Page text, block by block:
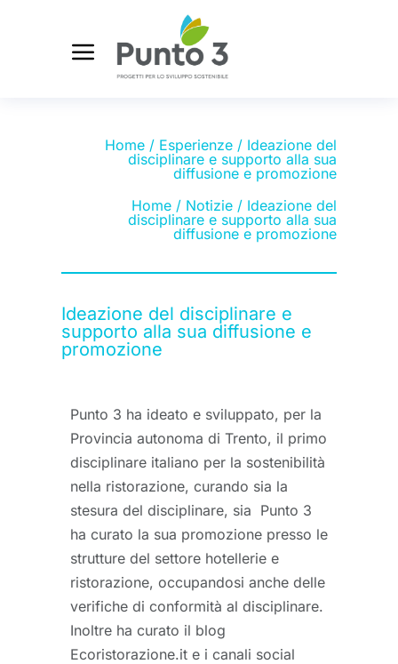
Home / Esperienze / Ideazione del
disciplinare e supporto alla sua
diffusione e promozione
Home / Notizie / Ideazione del
disciplinare e supporto alla sua
diffusione e promozione
Ideazione del disciplinare e
supporto alla sua diffusione e
promozione
Punto 3 ha ideato e sviluppato, per la
Provincia autonoma di Trento, il primo
disciplinare italiano per la sostenibilità
nella ristorazione, curando sia la
stesura del disciplinare, sia Punto 3
ha curato la sua promozione presso le
strutture del settore hotellerie e
ristorazione, occupandosi anche delle
verifiche di conformità al disciplinare.
Inoltre ha curato il blog
Ecoristorazione.it e i canali social